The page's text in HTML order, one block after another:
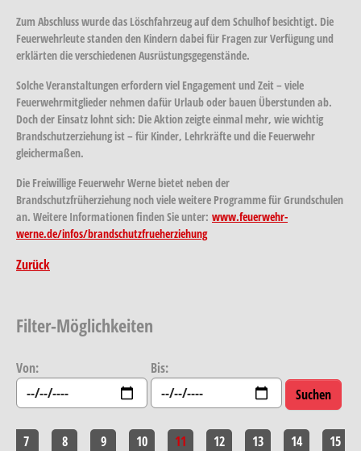
Zum Abschluss wurde das Löschfahrzeug auf dem Schulhof besichtigt. Die
Feuerwehrleute standen den Kindern dabei für Fragen zur Verfügung und
erklärten die verschiedenen Ausrüstungsgegenstände.
Solche Veranstaltungen erfordern viel Engagement und Zeit – viele
Feuerwehrmitglieder nehmen dafür Urlaub oder bauen Überstunden ab.
Doch der Einsatz lohnt sich: Die Aktion zeigte einmal mehr, wie wichtig
Brandschutzerziehung ist – für Kinder, Lehrkräfte und die Feuerwehr
gleichermaßen.
Die Freiwillige Feuerwehr Werne bietet neben der
Brandschutzfrüherziehung noch viele weitere Programme für Grundschulen
an. Weitere Informationen finden Sie unter: www.feuerwehr-
werne.de/infos/brandschutzfrueherziehung
Zurück
Filter-Möglichkeiten
Von: Bis:
7 8 9 10 11 12 13 14 15